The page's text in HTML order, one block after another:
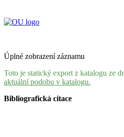
Úplné zobrazení záznamu
Toto je statický export z katalogu ze
aktuální podobu v katalogu.
Bibliografická citace